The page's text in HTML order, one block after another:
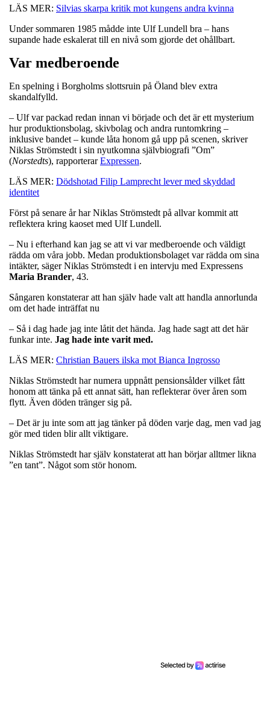
LÄS MER: Silvias skarpa kritik mot kungens andra kvinna
Under sommaren 1985 mådde inte Ulf Lundell bra – hans
supande hade eskalerat till en nivå som gjorde det ohållbart.
Var medberoende
En spelning i Borgholms slottsruin på Öland blev extra
skandalfylld.
– Ulf var packad redan innan vi började och det är ett mysterium
hur produktionsbolag, skivbolag och andra runtomkring –
inklusive bandet – kunde låta honom gå upp på scenen, skriver
Niklas Strömstedt i sin nyutkomna självbiografi ”Om”
(Norstedts), rapporterarExpressen.
LÄS MER: Dödshotad Filip Lamprecht lever med skyddad
identitet
Först på senare år har Niklas Strömstedt på allvar kommit att
reflektera kring kaoset med Ulf Lundell.
– Nu i efterhand kan jag se att vi var medberoende och väldigt
rädda om våra jobb. Medan produktionsbolaget var rädda om sina
intäkter, säger Niklas Strömstedt i en intervju med Expressens
Maria Brander, 43.
Sångaren konstaterar att han själv hade valt att handla annorlunda
om det hade inträffat nu
– Så i dag hade jag inte låtit det hända. Jag hade sagt att det här
funkar inte. Jag hade inte varit med.
LÄS MER: Christian Bauers ilska mot Bianca Ingrosso
Niklas Strömstedt har numera uppnått pensionsålder vilket fått
honom att tänka på ett annat sätt, han reflekterar över åren som
flytt. Även döden tränger sig på.
– Det är ju inte som att jag tänker på döden varje dag, men vad jag
gör med tiden blir allt viktigare.
Niklas Strömstedt har själv konstaterat att han börjar alltmer likna
”en tant”. Något som stör honom.